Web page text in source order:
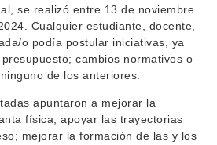
se realizó entre 13 de noviembre
Cualquier estudiante, docente,
o podía postular iniciativas, ya
cambios normativos o
de los anteriores.
apuntaron a mejorar la
física; apoyar las trayectorias
mejorar la formación de las y los